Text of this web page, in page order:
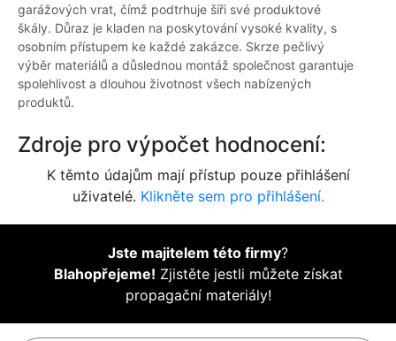
garážových vrat, čímž podtrhuje šíři své produktové
škály. Důraz je kladen na poskytování vysoké kvality, s
osobním přístupem ke každé zakázce. Skrze pečlivý
výběr materiálů a důslednou montáž společnost garantuje
spolehlivost a dlouhou životnost všech nabízených
produktů.
Zdroje pro výpočet hodnocení:
K těmto údajům mají přístup pouze přihlášení
uživatelé. Klikněte sem pro přihlášení.
Jste majitelem této firmy?
Blahopřejeme! Zjistěte jestli můžete získat
propagační materiály!